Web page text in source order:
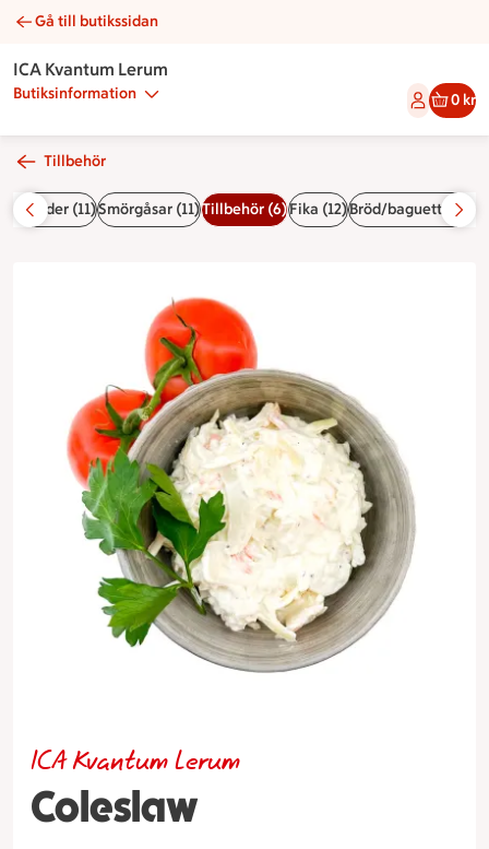
Coleslaw | Catering ICA Kvantum Lerum
Gå till butikssidan
ICA Kvantum Lerum
Butiksinformation 0 kr
Tillbehör
sallader (11)Smörgåsar (11)Tillbehör (6)Fika (12)Bröd/baguetter (33)
Coleslaw
ICA Kvantum Lerum